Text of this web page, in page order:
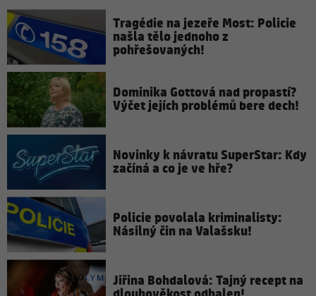
Tragédie na jezeře Most: Policie
našla tělo jednoho z
pohřešovaných!
Dominika Gottová nad propastí?
Výčet jejích problémů bere dech!
Novinky k návratu SuperStar: Kdy
začíná a co je ve hře?
Policie povolala kriminalisty:
Násilný čin na Valašsku!
Jiřina Bohdalová: Tajný recept na